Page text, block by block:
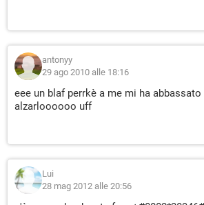
antonyy
29 ago 2010 alle 18:16
eee un blaf perrkè a me mi ha
alzarloooooo uff
Lui
28 mag 2012 alle 20:56